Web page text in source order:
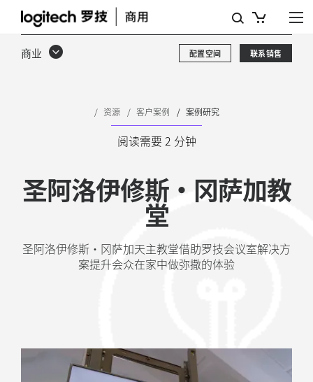
圣
阿
冈
加
家
商业 联系销售
配置空间
资源 客户案例 案例研究
阅读需要 2 分钟
圣阿洛伊修斯·冈萨加教
堂
圣阿洛伊修斯·冈萨加天主教堂借助罗技会议室解决方
案提升会众在家中做弥撒的体验